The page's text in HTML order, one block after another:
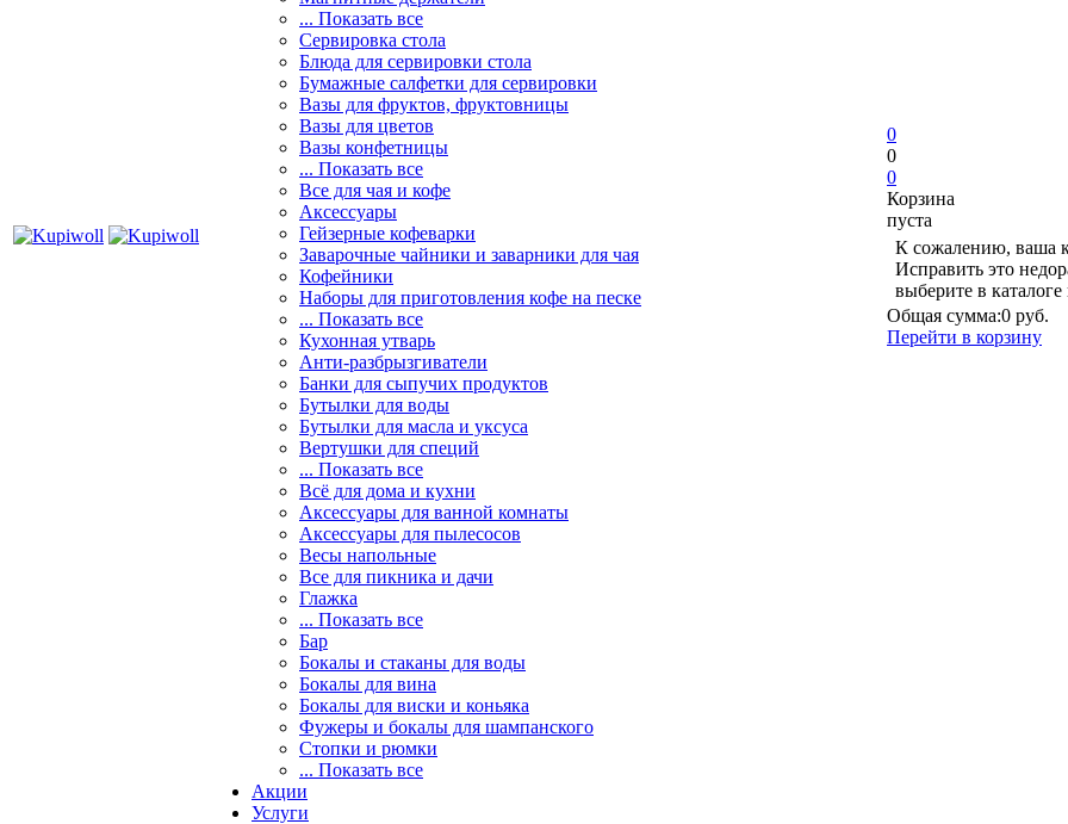
... Показать все
Сервировка стола
Блюда для сервировки стола
Бумажные салфетки для сервировки
Вазы для фруктов, фруктовницы
Вазы для цветов
Вазы конфетницы
... Показать все
Все для чая и кофе
Аксессуары
Гейзерные кофеварки
Заварочные чайники и заварники для чая
Кофейники
Наборы для приготовления кофе на песке
... Показать все
Кухонная утварь
Анти-разбрызгиватели
Банки для сыпучих продуктов
Бутылки для воды
Бутылки для масла и уксуса
Вертушки для специй
... Показать все
Всё для дома и кухни
Аксессуары для ванной комнаты
Аксессуары для пылесосов
Весы напольные
Все для пикника и дачи
Глажка
... Показать все
Бар
Бокалы и стаканы для воды
Бокалы для вина
Бокалы для виски и коньяка
Фужеры и бокалы для шампанского
Стопки и рюмки
... Показать все
Акции
Услуги
0
0
0
Корзина
пуста
К сожалению, ваша
Исправить это
выберите в
Общая сумма:0 руб.
Перейти в корзину